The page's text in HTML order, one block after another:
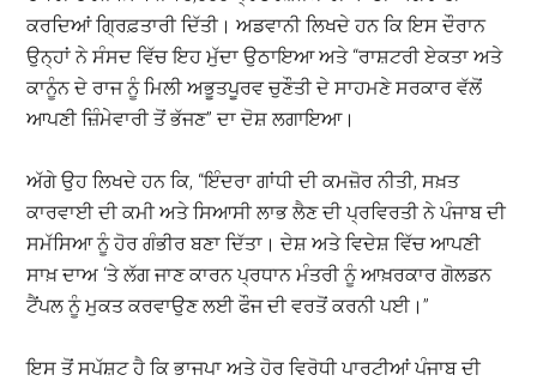
ਕਰਦਿਆਂ ਗ੍ਰਿਫ਼ਤਾਰੀ ਦਿੱਤੀ। ਅਡਵਾਨੀ ਲਿਖਦੇ ਹਨ ਕਿ ਇਸ ਦੌਰਾਨ
ਉਨ੍ਹਾਂ ਨੇ ਸੰਸਦ ਵਿੱਚ ਇਹ ਮੁੱਦਾ ਉਠਾਇਆ ਅਤੇ “ਰਾਸ਼ਟਰੀ ਏਕਤਾ ਅਤੇ
ਕਾਨੂੰਨ ਦੇ ਰਾਜ ਨੂੰ ਮਿਲੀ ਅਭੂਤਪੂਰਵ ਚੁਣੌਤੀ ਦੇ ਸਾਹਮਣੇ ਸਰਕਾਰ ਵੱਲੋਂ
ਆਪਣੀ ਜ਼ਿੰਮੇਵਾਰੀ ਤੋਂ ਭੱਜਣ” ਦਾ ਦੋਸ਼ ਲਗਾਇਆ।
ਅੱਗੇ ਉਹ ਲਿਖਦੇ ਹਨ ਕਿ, “ਇੰਦਰਾ ਗਾਂਧੀ ਦੀ ਕਮਜ਼ੋਰ ਨੀਤੀ, ਸਖ਼ਤ
ਕਾਰਵਾਈ ਦੀ ਕਮੀ ਅਤੇ ਸਿਆਸੀ ਲਾਭ ਲੈਣ ਦੀ ਪ੍ਰਵਿਰਤੀ ਨੇ ਪੰਜਾਬ ਦੀ
ਸਮੱਸਿਆ ਨੂੰ ਹੋਰ ਗੰਭੀਰ ਬਣਾ ਦਿੱਤਾ। ਦੇਸ਼ ਅਤੇ ਵਿਦੇਸ਼ ਵਿੱਚ ਆਪਣੀ
ਸਾਖ਼ ਦਾਅ ‘ਤੇ ਲੱਗ ਜਾਣ ਕਾਰਨ ਪ੍ਰਧਾਨ ਮੰਤਰੀ ਨੂੰ ਆਖ਼ਰਕਾਰ ਗੋਲਡਨ
ਟੈਂਪਲ ਨੂੰ ਮੁਕਤ ਕਰਵਾਉਣ ਲਈ ਫੌਜ ਦੀ ਵਰਤੋਂ ਕਰਨੀ ਪਈ।”
ਇਸ ਤੋਂ ਸਪੱਸ਼ਟ ਹੈ ਕਿ ਭਾਜਪਾ ਅਤੇ ਹੋਰ ਵਿਰੋਧੀ ਪਾਰਟੀਆਂ ਪੰਜਾਬ ਦੀ